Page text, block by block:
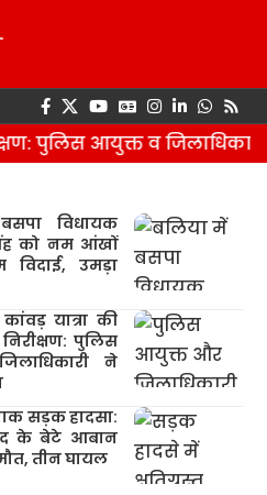
पुलिस आयुक्त व जिलाधिकारी ने
विधायक
को नम आंखों
विदाई, उमड़ा
यात्रा की
पुलिस
ने
सड़क हादसा:
के बेटे आबान
तीन घायल